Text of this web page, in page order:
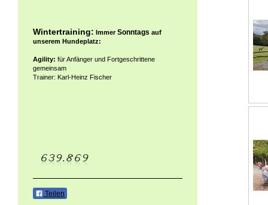
Wintertraining: ImmerSonntags auf
unserem Hundeplatz:
Agility: für Anfänger und Fortgeschrittene
gemeinsam
Trainer: Karl-Heinz Fischer
Teilen